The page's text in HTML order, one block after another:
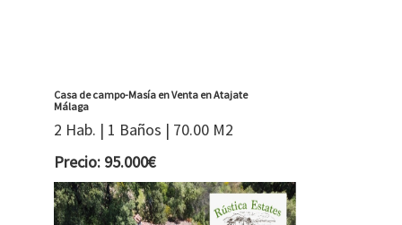
Casa de campo-Masía en Venta en Atajate
Málaga
2 Hab. | 1 Baños | 70.00 M2
Precio: 95.000€